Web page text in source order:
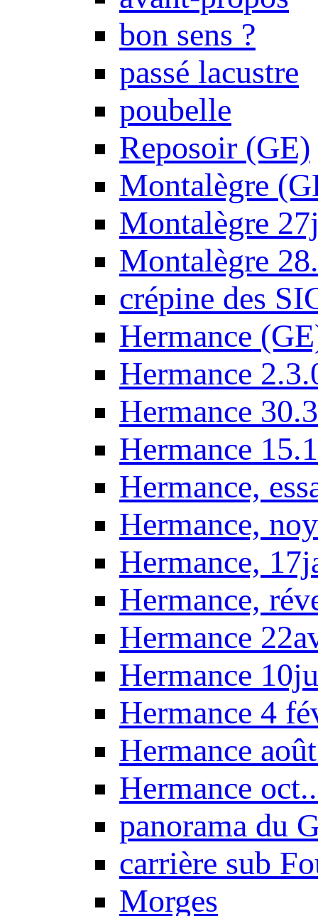
bon sens ?
passé lacustre
poubelle
Reposoir (GE)
Montalègre
Montalègre
Montalègre
crépine des
Hermance
Hermance
Hermance
Hermance
Hermance,
Hermance,
Hermance,
Hermance,
Hermance
Hermance
Hermance 4
Hermance
Hermance
panorama du
carrière sub
Morges